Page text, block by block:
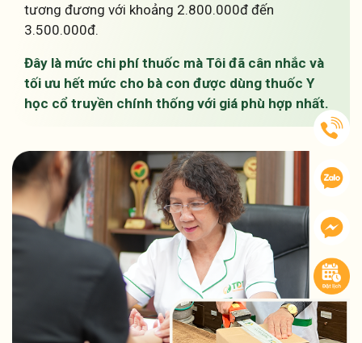
tương đương với khoảng 2.800.000đ đến
3.500.000đ.
Đây là mức chi phí thuốc mà Tôi đã cân nhắc và
tối ưu hết mức cho bà con được dùng thuốc Y
học cổ truyền chính thống với giá phù hợp nhất.